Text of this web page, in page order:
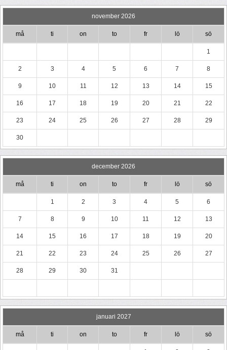
november 2026
må ti on to fr lö sö
1
2 3 4 5 6 7 8
9 10 11 12 13 14 15
16 17 18 19 20 21 22
23 24 25 26 27 28 29
30
december 2026
må ti on to fr lö sö
1 2 3 4 5 6
7 8 9 10 11 12 13
14 15 16 17 18 19 20
21 22 23 24 25 26 27
28 29 30 31
januari 2027
må ti on to fr lö sö